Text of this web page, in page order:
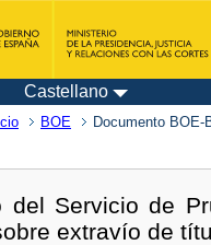
Castellano
BOE Documento BOE-
del Servicio de
extravío de